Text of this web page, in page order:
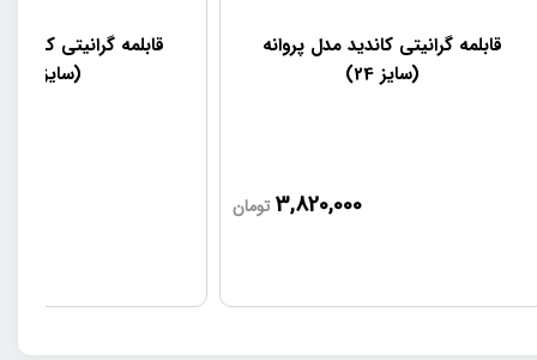
قابلمه گرانیتی کاندید مدل پروانه
(سایز 24)
3,820,000 تومان
قابلمه گرانیتی
(سایز 28)